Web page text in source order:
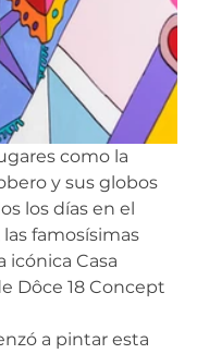
como la
y sus globos
los días en el
famosísimas
icónica Casa
Dôce 18 Concept
a pintar esta